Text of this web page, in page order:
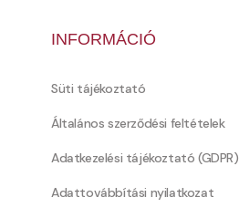
INFORMÁCIÓ
Süti tájékoztató
Általános szerződési feltételek
Adatkezelési tájékoztató (GDPR)
Adattovábbítási nyilatkozat